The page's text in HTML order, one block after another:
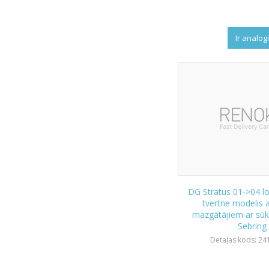
Ir analogi
DG Stratus 01->04
tvertne modelis
mazgātājiem ar
Sebring
Detaļas kods: